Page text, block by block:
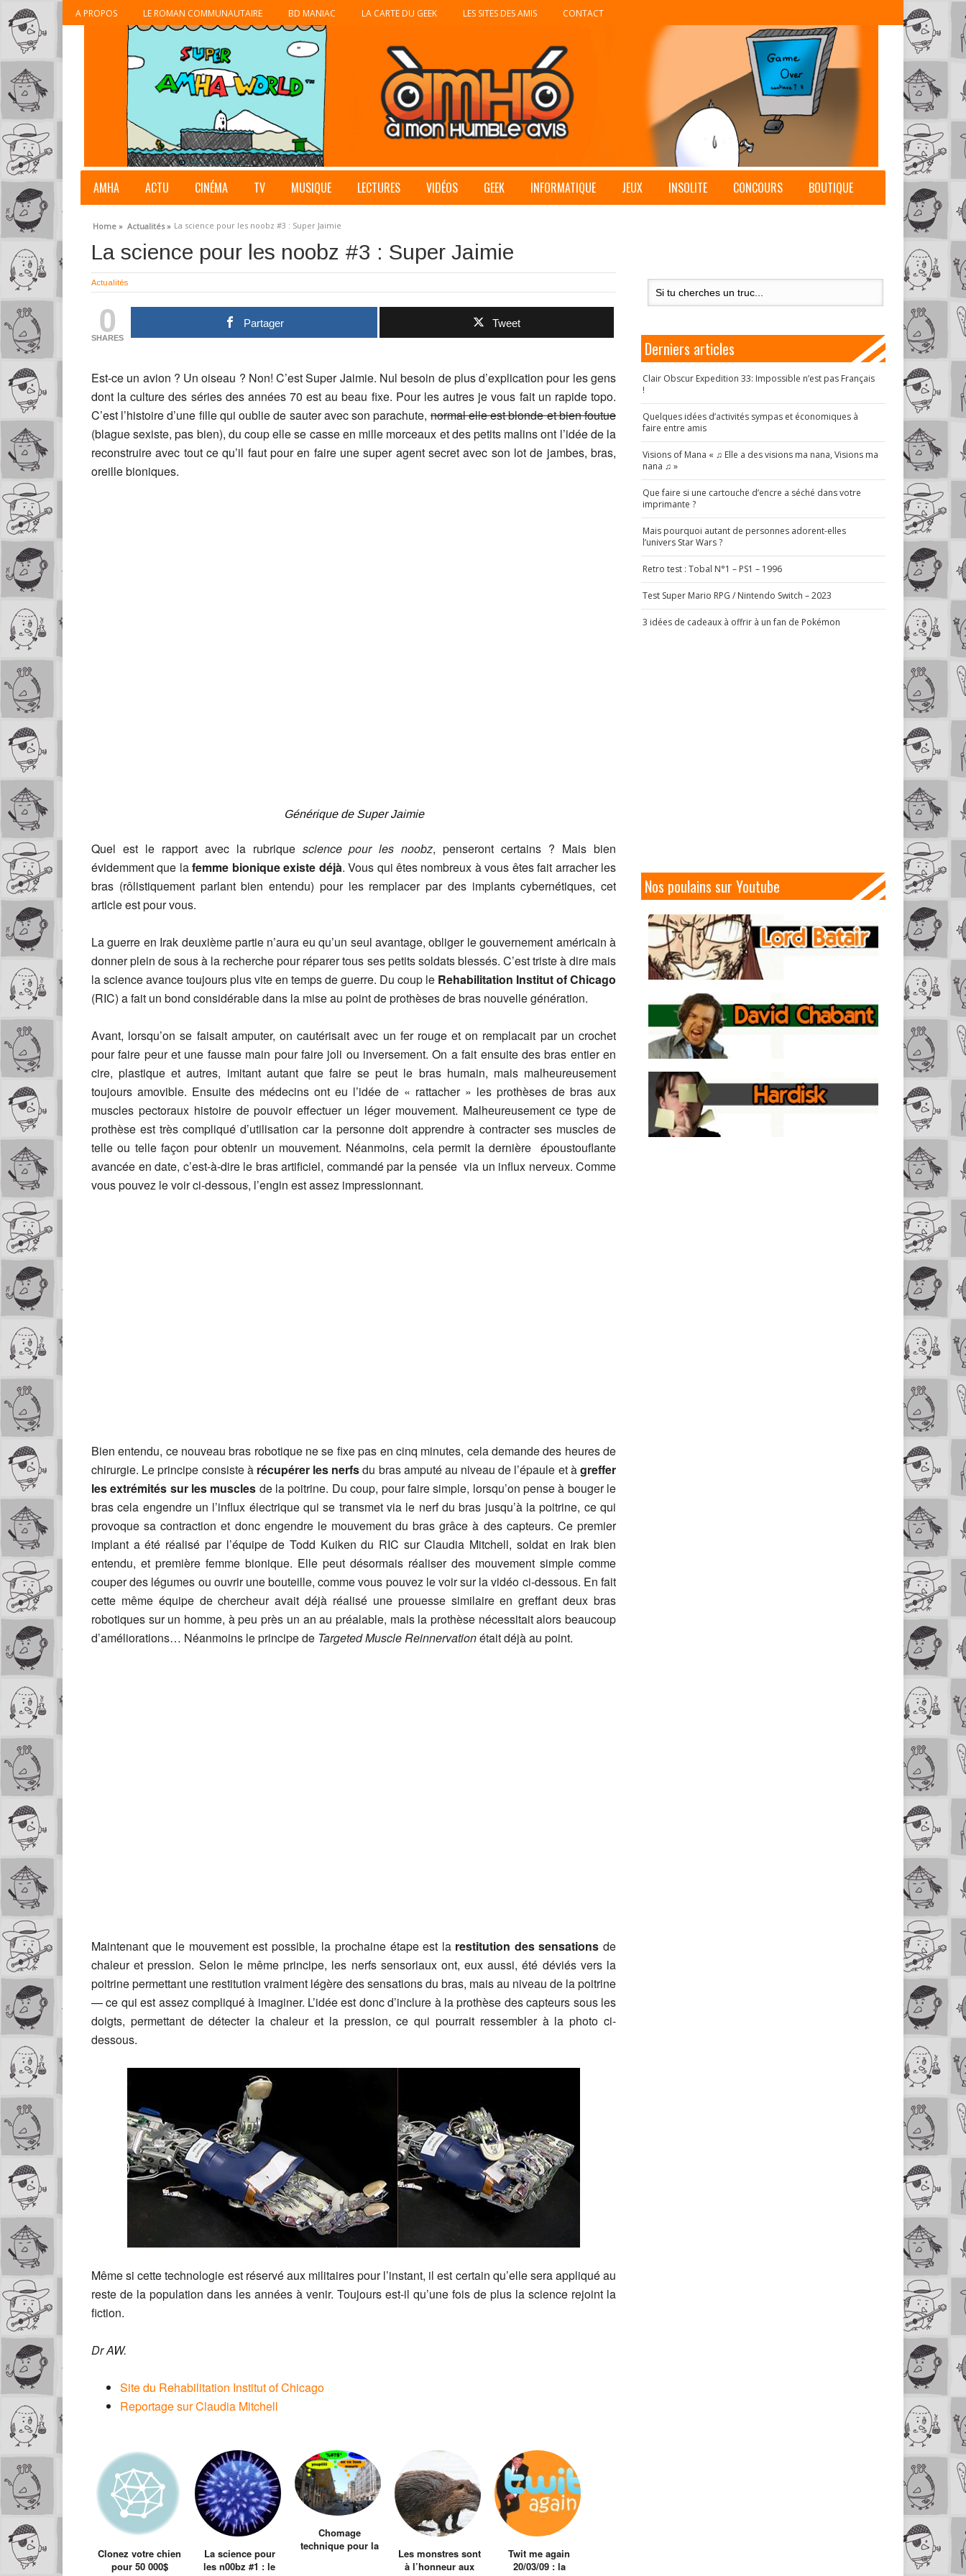
A PROPOS LE ROMAN COMMUNAUTAIRE BD MANIAC LA CARTE DU GEEK LES SITES DES AMIS CONTACT
AMHA ACTU CINÉMA TV MUSIQUE LECTURES VIDÉOS GEEK INFORMATIQUE JEUX INSOLITE CONCOURS BOUTIQUE
Home » Actualités » La science pour les noobz #3 : Super Jaimie
La science pour les noobz #3 : Super Jaimie
Actualités
0
SHARES
Partager Tweet
Est-ce un avion ? Un oiseau ? Non! C’est Super Jaimie. Nul besoin de plus d’explication pour les gens
dont la culture des séries des années 70 est au beau fixe. Pour les autres je vous fait un rapide topo.
C’est l’histoire d’une fille qui oublie de sauter avec son parachute,normal elle est blonde et bien foutue
(blague sexiste, pas bien), du coup elle se casse en mille morceaux et des petits malins ont l’idée de la
reconstruire avec tout ce qu’il faut pour en faire une super agent secret avec son lot de jambes, bras,
oreille bioniques.
Générique de Super Jaimie
Quel est le rapport avec la rubrique science pour les noobz, penseront certains ? Mais bien
évidemment que lafemme bionique existe déjà. Vous qui êtes nombreux à vous êtes fait arracher les
bras (rôlistiquement parlant bien entendu) pour les remplacer par des implants cybernétiques, cet
article est pour vous.
La guerre en Irak deuxième partie n’aura eu qu’un seul avantage, obliger le gouvernement américain à
donner plein de sous à la recherche pour réparer tous ses petits soldats blessés. C’est triste à dire mais
la science avance toujours plus vite en temps de guerre. Du coup le Rehabilitation Institut of Chicago
(RIC) a fait un bond considérable dans la mise au point de prothèses de bras nouvelle génération.
Avant, lorsqu’on se faisait amputer, on cautérisait avec un fer rouge et on remplacait par un crochet
pour faire peur et une fausse main pour faire joli ou inversement. On a fait ensuite des bras entier en
cire, plastique et autres, imitant autant que faire se peut le bras humain, mais malheureusement
toujours amovible. Ensuite des médecins ont eu l’idée de « rattacher » les prothèses de bras aux
muscles pectoraux histoire de pouvoir effectuer un léger mouvement. Malheureusement ce type de
prothèse est très compliqué d’utilisation car la personne doit apprendre à contracter ses muscles de
telle ou telle façon pour obtenir un mouvement. Néanmoins, cela permit la dernière époustouflante
avancée en date, c’est-à-dire le bras artificiel, commandé par la pensée via un influx nerveux. Comme
vous pouvez le voir ci-dessous, l’engin est assez impressionnant.
Bien entendu, ce nouveau bras robotique ne se fixe pas en cinq minutes, cela demande des heures de
chirurgie. Le principe consiste à récupérer les nerfsdu bras amputé au niveau de l’épaule et àgreffer
les extrémités sur les muscles de la poitrine. Du coup, pour faire simple, lorsqu’on pense à bouger le
bras cela engendre un l’influx électrique qui se transmet via le nerf du bras jusqu’à la poitrine, ce qui
provoque sa contraction et donc engendre le mouvement du bras grâce à des capteurs. Ce premier
implant a été réalisé par l’équipe de Todd Kuiken du RIC sur Claudia Mitchell, soldat en Irak bien
entendu, et première femme bionique. Elle peut désormais réaliser des mouvement simple comme
couper des légumes ou ouvrir une bouteille, comme vous pouvez le voir sur la vidéo ci-dessous. En fait
cette même équipe de chercheur avait déjà réalisé une prouesse similaire en greffant deux bras
robotiques sur un homme, à peu près un an au préalable, mais la prothèse nécessitait alors beaucoup
d’améliorations… Néanmoins le principe de Targeted Muscle Reinnervationétait déjà au point.
Maintenant que le mouvement est possible, la prochaine étape est la restitution des sensations de
chaleur et pression. Selon le même principe, les nerfs sensoriaux ont, eux aussi, été déviés vers la
poitrine permettant une restitution vraiment légère des sensations du bras, mais au niveau de la poitrine
— ce qui est assez compliqué à imaginer. L’idée est donc d’inclure à la prothèse des capteurs sous les
doigts, permettant de détecter la chaleur et la pression, ce qui pourrait ressembler à la photo ci-
dessous.
Même si cette technologie est réservé aux militaires pour l’instant, il est certain qu’elle sera appliqué au
reste de la population dans les années à venir. Toujours est-il qu’une fois de plus la science rejoint la
fiction.
Dr AW.
Site du Rehabilitation Institut of Chicago
Reportage sur Claudia Mitchell
Clonez votre chien
pour 50 000$
La science pour
les n00bz #1 : le
Chomage
technique pour la
Les monstres sont
à l’honneur aux
Twit me again
20/03/09 : la
Derniers articles
Clair Obscur Expedition 33: Impossible n’est pas Français
!
Quelques idées d’activités sympas et économiques à
faire entre amis
Visions of Mana « ♫ Elle a des visions ma nana, Visions ma
nana ♫ »
Que faire si une cartouche d’encre a séché dans votre
imprimante ?
Mais pourquoi autant de personnes adorent-elles
l’univers Star Wars ?
Retro test : Tobal N°1 – PS1 – 1996
Test Super Mario RPG / Nintendo Switch – 2023
3 idées de cadeaux à offrir à un fan de Pokémon
Nos poulains sur Youtube